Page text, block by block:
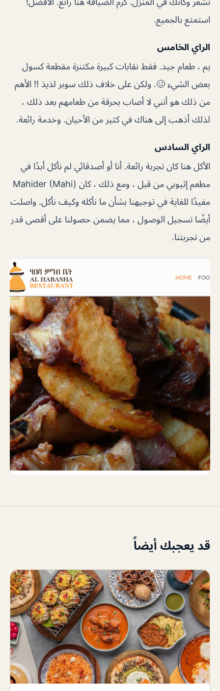
استمتع بالجميع.
الراي الخامس
يم ، طعام جيد. فقط نقابات كبيرة مكتنزة مقطعة كسول
بعض الشيء 🥴. ولكن على خلاف ذلك سوبر لذيذ !! الأهم
من ذلك هو أنني لا أصاب بحرقة من طعامهم بعد ذلك ،
لذلك أذهب إلى هناك في كثير من الأحيان. وخدمة رائعة.
الراي السادس
الأكل هنا كان تجربة رائعة. أنا أو أصدقائي لم نأكل أبدًا في
مطعم إثيوبي من قبل ، ومع ذلك ، كان Mahider (Mahi)
مفيدًا للغاية في توجيهنا بشأن ما نأكله وكيف نأكل. واصلت
أيضًا تسجيل الوصول ، مما يضمن حصولنا على أقصى قدر
من تجربتنا.
قد يعجبك أيضاً